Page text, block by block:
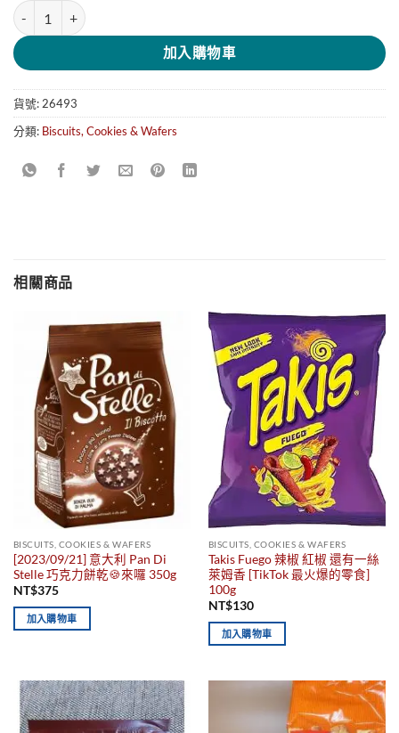
[2024/10] Amicelli 榛果脆餅巧克力條 威化餅 / 榛果脆餅巧克力條
加入購物車
貨號: 26493
分類: Biscuits, Cookies & Wafers
相關商品
BISCUITS, COOKIES & WAFERS
[2023/09/21] 意大利 Pan Di
Stelle 巧克力餅乾🍪來囉 350g
NT$375
加入購物車
BISCUITS, COOKIES & WAFERS
Takis Fuego 辣椒 紅椒 還有一絲
萊姆香 [TikTok 最火爆的零食]
100g
NT$130
加入購物車